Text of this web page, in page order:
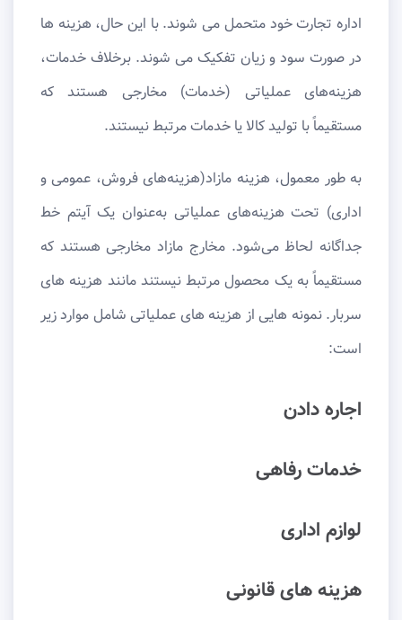
اداره تجارت خود متحمل می شوند. با این حال، هزینه ها
در صورت سود و زیان تفکیک می شوند. برخلاف خدمات،
هزینه‌های عملیاتی (خدمات) مخارجی هستند که
مستقیماً با تولید کالا یا خدمات مرتبط نیستند.
به طور معمول، هزینه مازاد(هزینه‌های فروش، عمومی و
اداری) تحت هزینه‌های عملیاتی به‌عنوان یک آیتم خط
جداگانه لحاظ می‌شود. مخارج مازاد مخارجی هستند که
مستقیماً به یک محصول مرتبط نیستند مانند هزینه های
سربار. نمونه هایی از هزینه های عملیاتی شامل موارد زیر
است:
اجاره دادن
خدمات رفاهی
لوازم اداری
هزینه های قانونی